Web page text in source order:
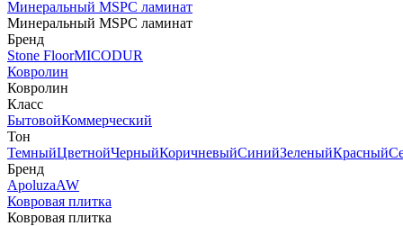
Минеральный MSPC ламинат
Минеральный MSPC ламинат
Бренд
Stone FloorMICODUR
Ковролин
Ковролин
Класс
БытовойКоммерческий
Тон
ТемныйЦветнойЧерныйКоричневыйСинийЗеленыйКрасный
Бренд
ApoluzaAW
Ковровая плитка
Ковровая плитка